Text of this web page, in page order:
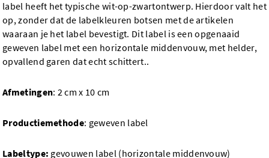
label heeft het typische wit-op-zwartontwerp. Hierdoor valt het
op, zonder dat de labelkleuren botsen met de artikelen
waaraan je het label bevestigt. Dit label is een opgenaaid
geweven label met een horizontale middenvouw, met helder,
opvallend garen dat echt schittert..
Afmetingen: 2 cm x 10 cm
Productiemethode: geweven label
Labeltype: gevouwen label (horizontale middenvouw)